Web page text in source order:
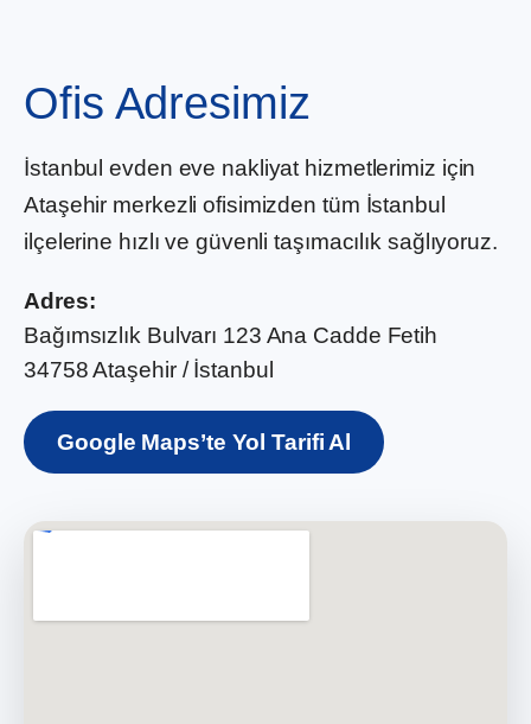
Ofis Adresimiz
İstanbul evden eve nakliyat hizmetlerimiz için
Ataşehir merkezli ofisimizden tüm İstanbul
ilçelerine hızlı ve güvenli taşımacılık sağlıyoruz.
Adres:
Bağımsızlık Bulvarı 123 Ana Cadde Fetih
34758 Ataşehir / İstanbul
Google Maps’te Yol Tarifi Al